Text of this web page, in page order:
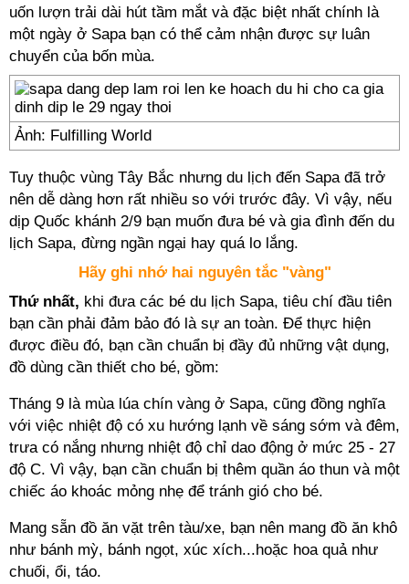
uốn lượn trải dài hút tầm mắt và đặc biệt nhất chính là
một ngày ở Sapa bạn có thể cảm nhận được sự luân
chuyển của bốn mùa.
Ảnh: Fulfilling World
Tuy thuộc vùng Tây Bắc nhưng du lịch đến Sapa đã trở
nên dễ dàng hơn rất nhiều so với trước đây. Vì vậy, nếu
dịp Quốc khánh 2/9 bạn muốn đưa bé và gia đình đến du
lịch Sapa, đừng ngần ngại hay quá lo lắng.
Hãy ghi nhớ hai nguyên tắc "vàng"
Thứ nhất, khi đưa các bé du lịch Sapa, tiêu chí đầu tiên
bạn cần phải đảm bảo đó là sự an toàn. Để thực hiện
được điều đó, bạn cần chuẩn bị đầy đủ những vật dụng,
đồ dùng cần thiết cho bé, gồm:
Tháng 9 là mùa lúa chín vàng ở Sapa, cũng đồng nghĩa
với việc nhiệt độ có xu hướng lạnh về sáng sớm và đêm,
trưa có nắng nhưng nhiệt độ chỉ dao động ở mức 25 - 27
độ C. Vì vậy, bạn cần chuẩn bị thêm quần áo thun và một
chiếc áo khoác mỏng nhẹ để tránh gió cho bé.
Mang sẵn đồ ăn vặt trên tàu/xe, bạn nên mang đồ ăn khô
như bánh mỳ, bánh ngọt, xúc xích...hoặc hoa quả như
chuối, ổi, táo.